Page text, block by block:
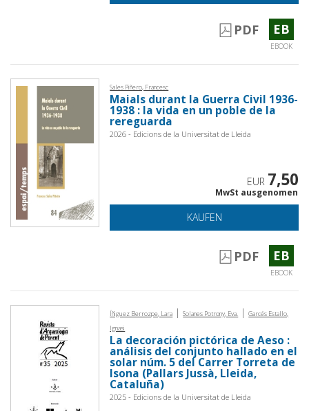
PDF EB
EBOOK
Sales Piñero, Francesc
Maials durant la Guerra Civil 1936-
1938 : la vida en un poble de la
rereguarda
2026 - Edicions de la Universitat de Lleida
EUR 7,50
MwSt ausgenomen
KAUFEN
PDF EB
EBOOK
Íñiguez Berrozpe, Lara | Solanes Potrony, Eva. | Garcés Estallo,
Ignasi
La decoración pictórica de Aeso :
análisis del conjunto hallado en el
solar núm. 5 del Carrer Torreta de
Isona (Pallars Jussà, Lleida,
Cataluña)
2025 - Edicions de la Universitat de Lleida